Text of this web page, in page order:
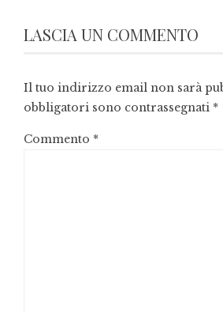
LASCIA UN COMMENTO
Il tuo indirizzo email non sarà
obbligatori sono contrassegnati *
Commento *